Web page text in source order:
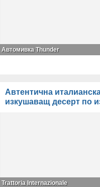
Автомивка Thunder
Автентична
изкушаващ десерт по
Trattoria Internazionale